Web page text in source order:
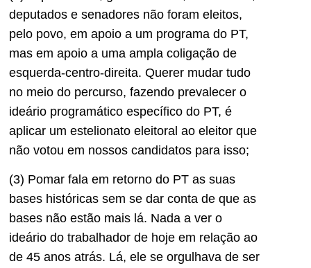
deputados e senadores não foram eleitos,
pelo povo, em apoio a um programa do PT,
mas em apoio a uma ampla coligação de
esquerda-centro-direita. Querer mudar tudo
no meio do percurso, fazendo prevalecer o
ideário programático específico do PT, é
aplicar um estelionato eleitoral ao eleitor que
não votou em nossos candidatos para isso;
(3) Pomar fala em retorno do PT as suas
bases históricas sem se dar conta de que as
bases não estão mais lá. Nada a ver o
ideário do trabalhador de hoje em relação ao
de 45 anos atrás. Lá, ele se orgulhava de ser